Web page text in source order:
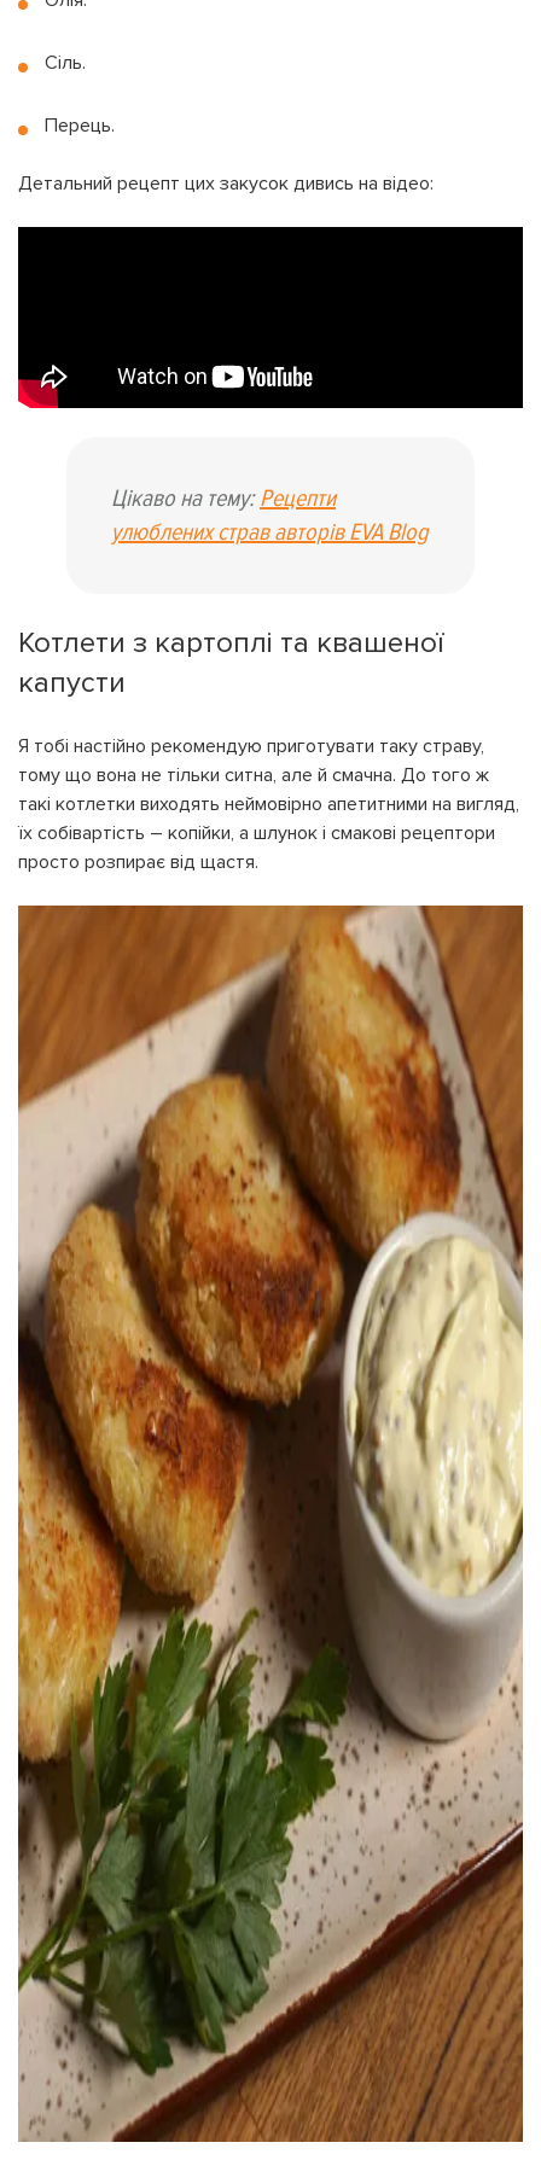
Сіль.
Перець.
Детальний рецепт цих закусок дивись на відео:
Цікаво на тему: Рецепти
улюблених страв авторів EVA Blog
Котлети з картоплі та квашеної
капусти
Я тобі настійно рекомендую приготувати таку страву,
тому що вона не тільки ситна, але й смачна. До того ж
такі котлетки виходять неймовірно апетитними на вигляд,
їх собівартість – копійки, а шлунок і смакові рецептори
просто розпирає від щастя.